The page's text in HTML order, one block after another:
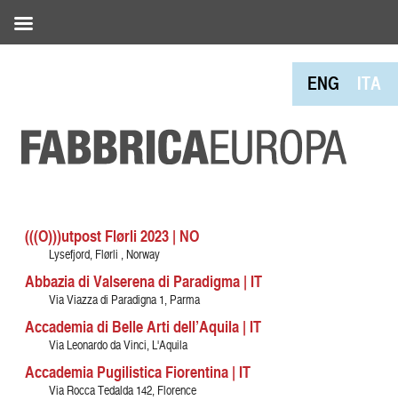
ENG ITA
(((O)))utpost Flørli 2023 | NO
Lysefjord, Flørli , Norway
Abbazia di Valserena di Paradigma | IT
Via Viazza di Paradigna 1, Parma
Accademia di Belle Arti dell’Aquila | IT
Via Leonardo da Vinci, L'Aquila
Accademia Pugilistica Fiorentina | IT
Via Rocca Tedalda 142, Florence